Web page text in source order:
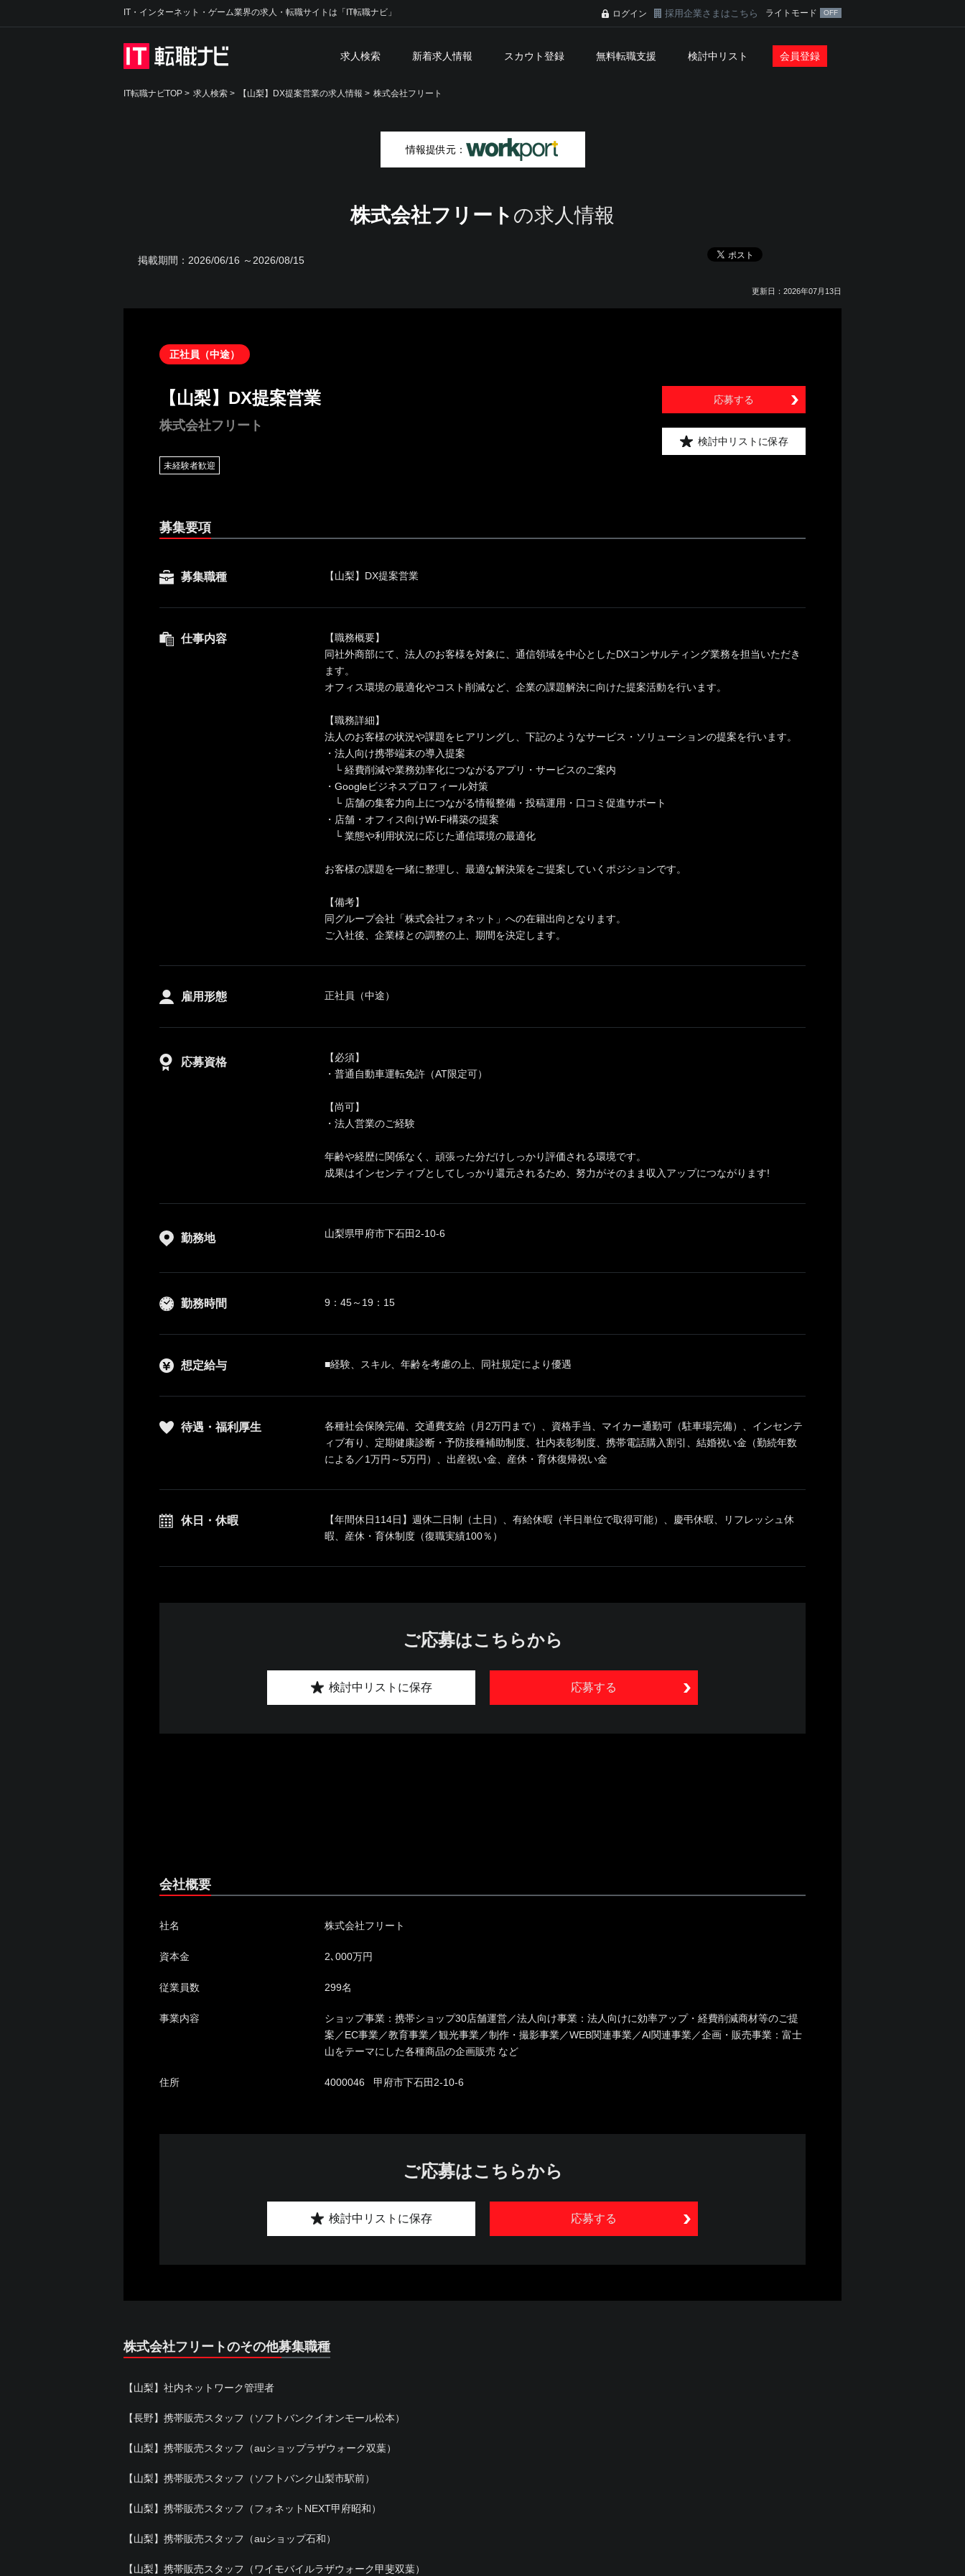
IT・インターネット・ゲーム業界の求人・転職サイトは「IT転職ナビ」 ログイン 採用企業さまはこちら ライトモード
求人検索 新着求人情報 スカウト登録 無料転職支援 検討中リスト 会員登録
IT転職ナビTOP > 求人検索 > 【山梨】DX提案営業の求人情報 > 株式会社フリート
情報提供元：
株式会社フリート の求人情報
掲載期間： 2026/06/16 ～2026/08/15
更新日：2026年07月13日
正社員（中途）
【山梨】DX提案営業
株式会社フリート
未経験者歓迎
応募する
検討中リストに保存
募集要項
募集職種 【山梨】DX提案営業
仕事内容
【職務概要】
同社外商部にて、法人のお客様を対象に、通信領域を中心としたDXコンサルティング業務を担当いただき
ます。
オフィス環境の最適化やコスト削減など、企業の課題解決に向けた提案活動を行います。
【職務詳細】
法人のお客様の状況や課題をヒアリングし、下記のようなサービス・ソリューションの提案を行います。
・法人向け携帯端末の導入提案
└ 経費削減や業務効率化につながるアプリ・サービスのご案内
・Googleビジネスプロフィール対策
└ 店舗の集客力向上につながる情報整備・投稿運用・口コミ促進サポート
・店舗・オフィス向けWi-Fi構築の提案
└ 業態や利用状況に応じた通信環境の最適化
お客様の課題を一緒に整理し、最適な解決策をご提案していくポジションです。
【備考】
同グループ会社「株式会社フォネット」への在籍出向となります。
ご入社後、企業様との調整の上、期間を決定します。
雇用形態 正社員（中途）
応募資格
【必須】
・普通自動車運転免許（AT限定可）
【尚可】
・法人営業のご経験
年齢や経歴に関係なく、頑張った分だけしっかり評価される環境です。
成果はインセンティブとしてしっかり還元されるため、努力がそのまま収入アップにつながります!
勤務地 山梨県甲府市下石田2-10-6
勤務時間 9：45～19：15
想定給与 ■経験、スキル、年齢を考慮の上、同社規定により優遇
待遇・福利厚生
各種社会保険完備、交通費支給（月2万円まで）、資格手当、マイカー通勤可（駐車場完備）、インセンテ
ィブ有り、定期健康診断・予防接種補助制度、社内表彰制度、携帯電話購入割引、結婚祝い金（勤続年数
による／1万円～5万円）、出産祝い金、産休・育休復帰祝い金
休日・休暇
【年間休日114日】週休二日制（土日）、有給休暇（半日単位で取得可能）、慶弔休暇、リフレッシュ休
暇、産休・育休制度（復職実績100％）
ご応募はこちらから
応募する
検討中リストに保存
会社概要
社名 株式会社フリート
資本金 2､000万円
従業員数 299名
事業内容
ショップ事業：携帯ショップ30店舗運営／法人向け事業：法人向けに効率アップ・経費削減商材等のご提
案／EC事業／教育事業／観光事業／制作・撮影事業／WEB関連事業／AI関連事業／企画・販売事業：富士
山をテーマにした各種商品の企画販売 など
住所 4000046 甲府市下石田2-10-6
ご応募はこちらから
応募する
検討中リストに保存
株式会社フリートのその他募集職種
【山梨】社内ネットワーク管理者
【長野】携帯販売スタッフ（ソフトバンクイオンモール松本）
【山梨】携帯販売スタッフ（auショップラザウォーク双葉）
【山梨】携帯販売スタッフ（ソフトバンク山梨市駅前）
【山梨】携帯販売スタッフ（フォネットNEXT甲府昭和）
【山梨】携帯販売スタッフ（auショップ石和）
【山梨】携帯販売スタッフ（ワイモバイルラザウォーク甲斐双葉）